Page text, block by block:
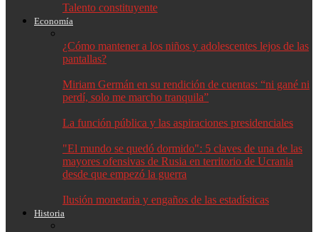
Talento constituyente
Economía
¿Cómo mantener a los niños y adolescentes lejos de las
pantallas?
Miriam Germán en su rendición de cuentas: “ni gané ni
perdí, solo me marcho tranquila”
La función pública y las aspiraciones presidenciales
"El mundo se quedó dormido": 5 claves de una de las
mayores ofensivas de Rusia en territorio de Ucrania
desde que empezó la guerra
Ilusión monetaria y engaños de las estadísticas
Historia